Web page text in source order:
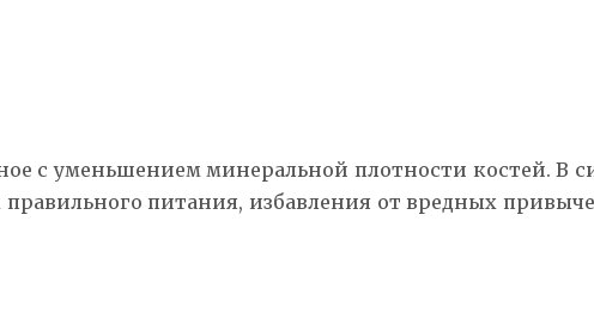
с уменьшением минеральной плотности костей. В
питания, избавления от вредных